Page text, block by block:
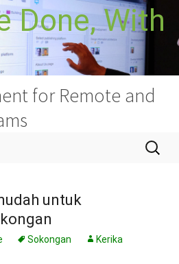
Done, With
for Remote and
Cari:
untuk
Sokongan Kerika